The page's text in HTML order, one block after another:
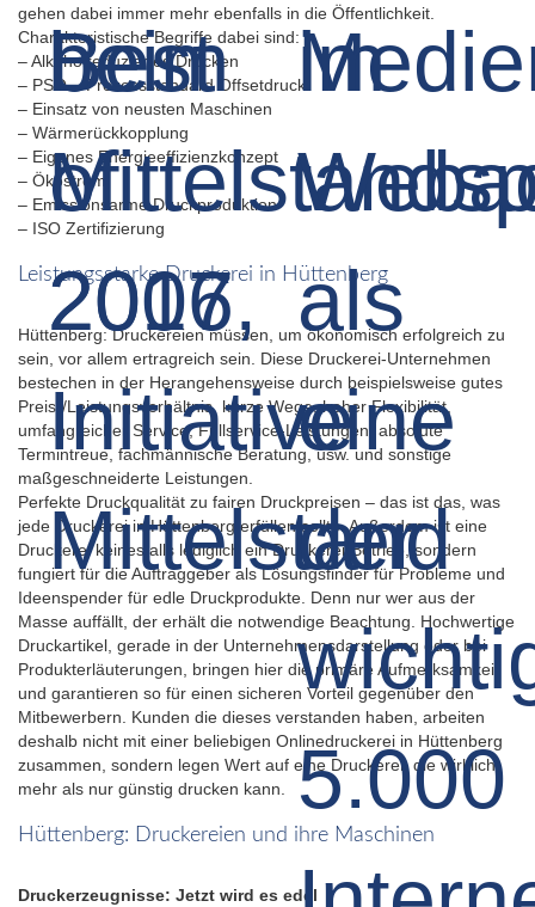
gehen dabei immer mehr ebenfalls in die Öffentlichkeit.
Charakteristische Begriffe dabei sind:
– Alkoholreduziertes Drucken
– PSO – Prozessstandard Offsetdruck
– Einsatz von neusten Maschinen
– Wärmerückkopplung
– Eigenes Energieeffizienzkonzept
– Ökostrom
– Emissionsarme Druckproduktion
– ISO Zertifizierung
Leistungsstarke Druckerei in Hüttenberg
Hüttenberg: Druckereien müssen, um ökonomisch erfolgreich zu
sein, vor allem ertragreich sein. Diese Druckerei-Unternehmen
bestechen in der Herangehensweise durch beispielsweise gutes
Preis-/Leistungsverhältnis, kurze Wege, hoher Flexibilität,
umfangreicher Service, Fullservice-Leistungen, absolute
Termintreue, fachmännische Beratung, usw. und sonstige
maßgeschneiderte Leistungen.
Perfekte Druckqualität zu fairen Druckpreisen – das ist das, was
jede Druckerei in Hüttenberg erfüllen sollte. Außerdem ist eine
Druckerei keinesfalls lediglich ein Druckerei-Betrieb, sondern
fungiert für die Auftraggeber als Lösungsfinder für Probleme und
Ideenspender für edle Druckprodukte. Denn nur wer aus der
Masse auffällt, der erhält die notwendige Beachtung. Hochwertige
Druckartikel, gerade in der Unternehmensdarstellung oder bei
Produkterläuterungen, bringen hier die primäre Aufmerksamkeit
und garantieren so für einen sicheren Vorteil gegenüber den
Mitbewerbern. Kunden die dieses verstanden haben, arbeiten
deshalb nicht mit einer beliebigen Onlinedruckerei in Hüttenberg
zusammen, sondern legen Wert auf eine Druckerei, die wirklich
mehr als nur günstig drucken kann.
Hüttenberg: Druckereien und ihre Maschinen
Druckerzeugnisse: Jetzt wird es edel